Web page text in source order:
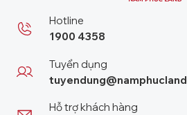
Hotline
1900 4358
Tuyển dụng
Hỗ trợ khách hàng